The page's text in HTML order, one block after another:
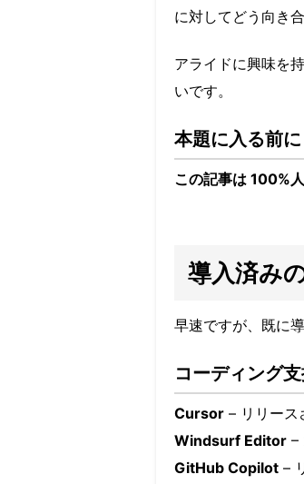
に対してどう向き
アライドに興味を
いです。
本題に入る前に
この記事は 100%
導入済み
早速ですが、既に
コーディング
Cursor – リリース
Windsurf Editor –
GitHub Copilot –